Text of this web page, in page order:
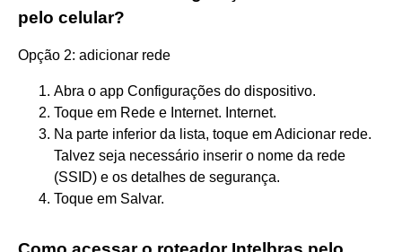
pelo celular?
Opção 2: adicionar rede
Abra o app Configurações do dispositivo.
Toque em Rede e Internet. Internet.
Na parte inferior da lista, toque em Adicionar rede.
Talvez seja necessário inserir o nome da rede
(SSID) e os detalhes de segurança.
Toque em Salvar.